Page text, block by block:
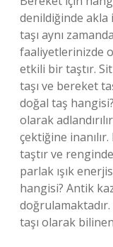
denildiğinde
taşı aynı
faaliyetlerinizde
etkili bir taştır.
taşı ve bereket
doğal taş
olarak
çektiğine
taştır ve
parlak ışık
hangisi? Antik
doğrulamaktadır.
taşı olarak